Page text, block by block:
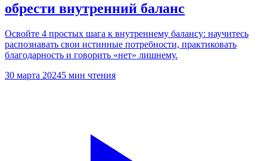
обрести внутренний баланс
Освойте 4 простых шага к внутреннему балансу: научитесь
распознавать свои истинные потребности, практиковать
благодарность и говорить «нет» лишнему.
30 марта 20245 мин чтения